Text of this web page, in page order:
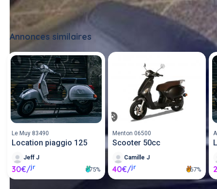
Annonces similaires Tout voir
Le Muy 83490
Location piaggio 125
Jeff J
30€/jr 75%
Menton 06500
Scooter 50cc
Camille J
40€/jr 67%